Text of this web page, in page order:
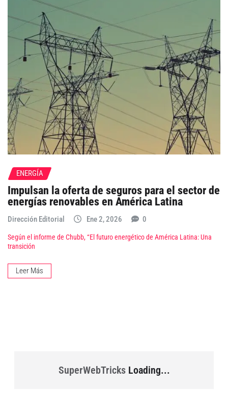
ENERGÍA
Impulsan la oferta de seguros para el sector de
energías renovables en América Latina
Dirección Editorial Ene 2, 2026 0
Según el informe de Chubb, “El futuro energético de América Latina: Una
transición
Leer Más
SuperWebTricksLoading...